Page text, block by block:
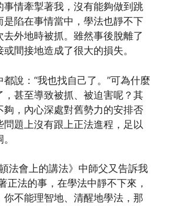
事情牽掣著我，沒有能夠做到跳
是陷在事情當中，學法也靜不下
外地時被抓。雖然事後脫離了
間接地造成了很大的損失。
說：“我也找自己了。”可為什麼
，甚至導致被抓、被迫害呢？其
夠，內心深處對舊勢力的安排否
問題上沒有跟上正法進程，足以
法會上的講法》中師父又告訴我
正法的事，在學法中靜不下來，
你不能理智地、清醒地學法，那